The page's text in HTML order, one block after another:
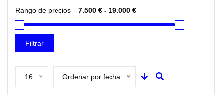
Rango de precios
Filtrar
16 Ordenar por fecha